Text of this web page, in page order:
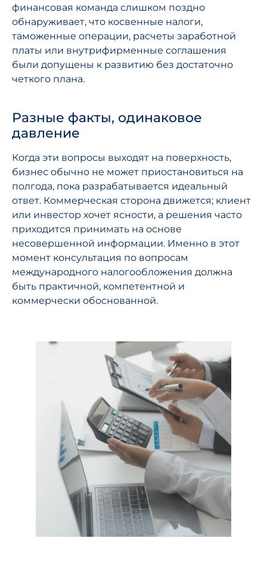
финансовая команда слишком поздно
обнаруживает, что косвенные налоги,
таможенные операции, расчеты заработной
платы или внутрифирменные соглашения
были допущены к развитию без достаточно
четкого плана.
Разные факты, одинаковое
давление
Когда эти вопросы выходят на поверхность,
бизнес обычно не может приостановиться на
полгода, пока разрабатывается идеальный
ответ. Коммерческая сторона движется; клиент
или инвестор хочет ясности, а решения часто
приходится принимать на основе
несовершенной информации. Именно в этот
момент консультация по вопросам
международного налогообложения должна
быть практичной, компетентной и
коммерчески обоснованной.